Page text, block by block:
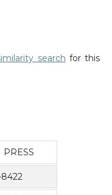
search for this
PRESS